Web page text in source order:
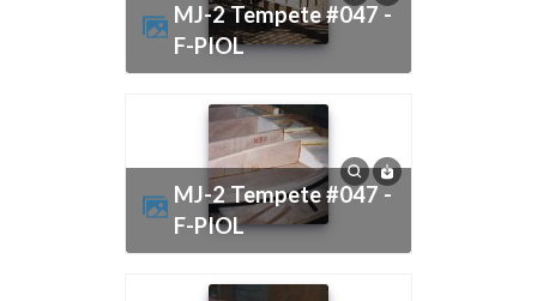
MJ-2 Tempete #047 -
F-PIOL
MJ-2 Tempete #047 -
F-PIOL